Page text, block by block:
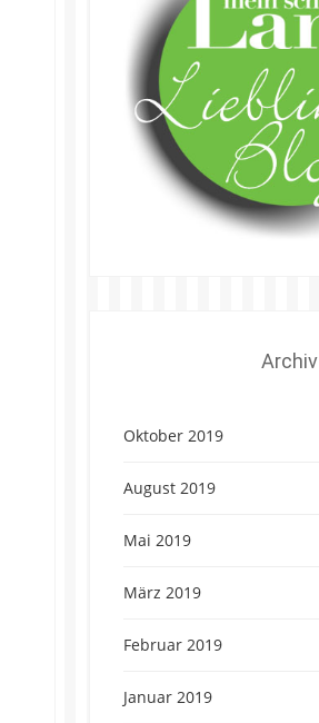
Archiv
Oktober 2019
August 2019
Mai 2019
März 2019
Februar 2019
Januar 2019